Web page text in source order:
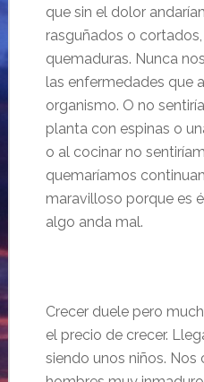
que sin el dolor
rasguñados o
quemaduras. Nunca
las enfermedades que
organismo. O no
planta con espinas o
o al cocinar no
quemaríamos
maravilloso porque es
algo anda mal.
Crecer duele pero
el precio de crecer.
siendo unos niños. Nos